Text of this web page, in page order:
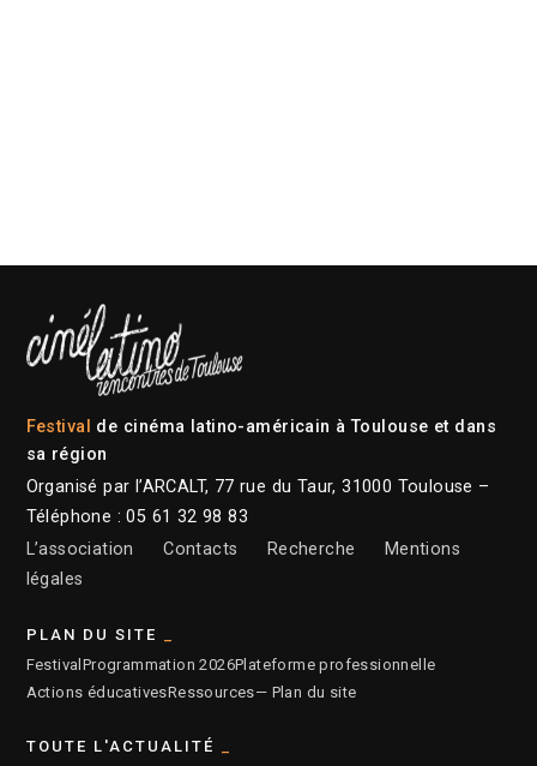
Festival de cinéma latino-américain à Toulouse et dans
sa région
Organisé par l’ARCALT, 77 rue du Taur, 31000 Toulouse –
Téléphone : 05 61 32 98 83
L’association
Contacts Recherche
Mentions
légales
PLAN DU SITE
Festival Programmation 2026Plateforme professionnelle
Actions éducativesRessources— Plan du site
TOUTE L'ACTUALITÉ